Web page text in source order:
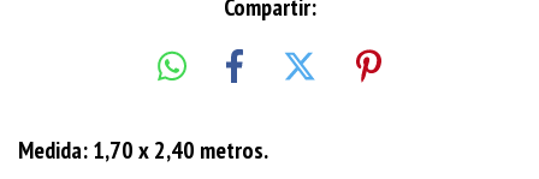
Compartir:
Medida: 1,70 x 2,40 metros.